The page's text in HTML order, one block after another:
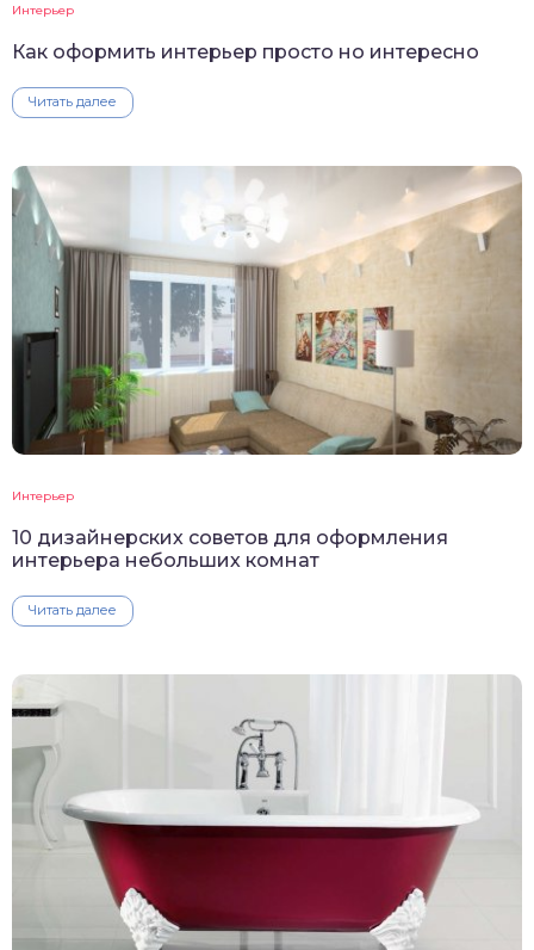
Интерьер
Как оформить интерьер просто но интересно
Читать далее
Интерьер
10 дизайнерских советов для оформления
интерьера небольших комнат
Читать далее